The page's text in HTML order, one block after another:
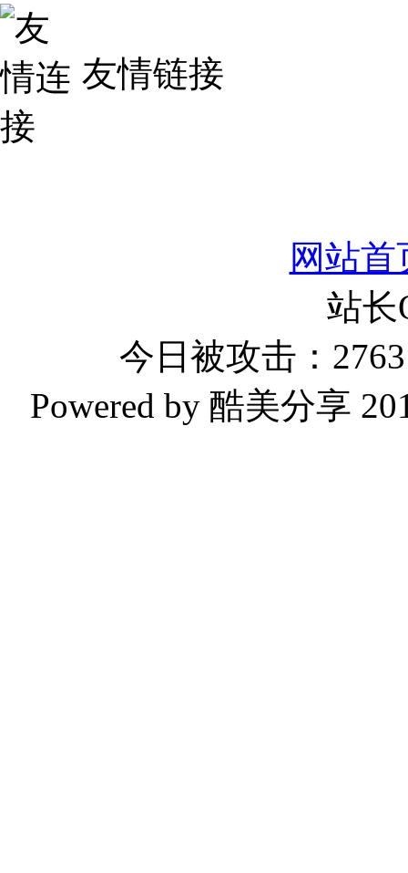
友情链接
网站首
站
今日被攻击：
Powered by 酷美分享